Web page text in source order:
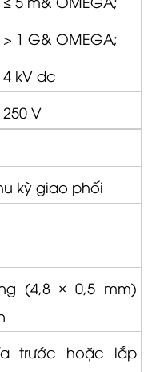
> 1 G& OMEGA;
4 kV dc
250 V
kỳ giao phối
(4,8 × 0,5 mm)
trước hoặc lắp